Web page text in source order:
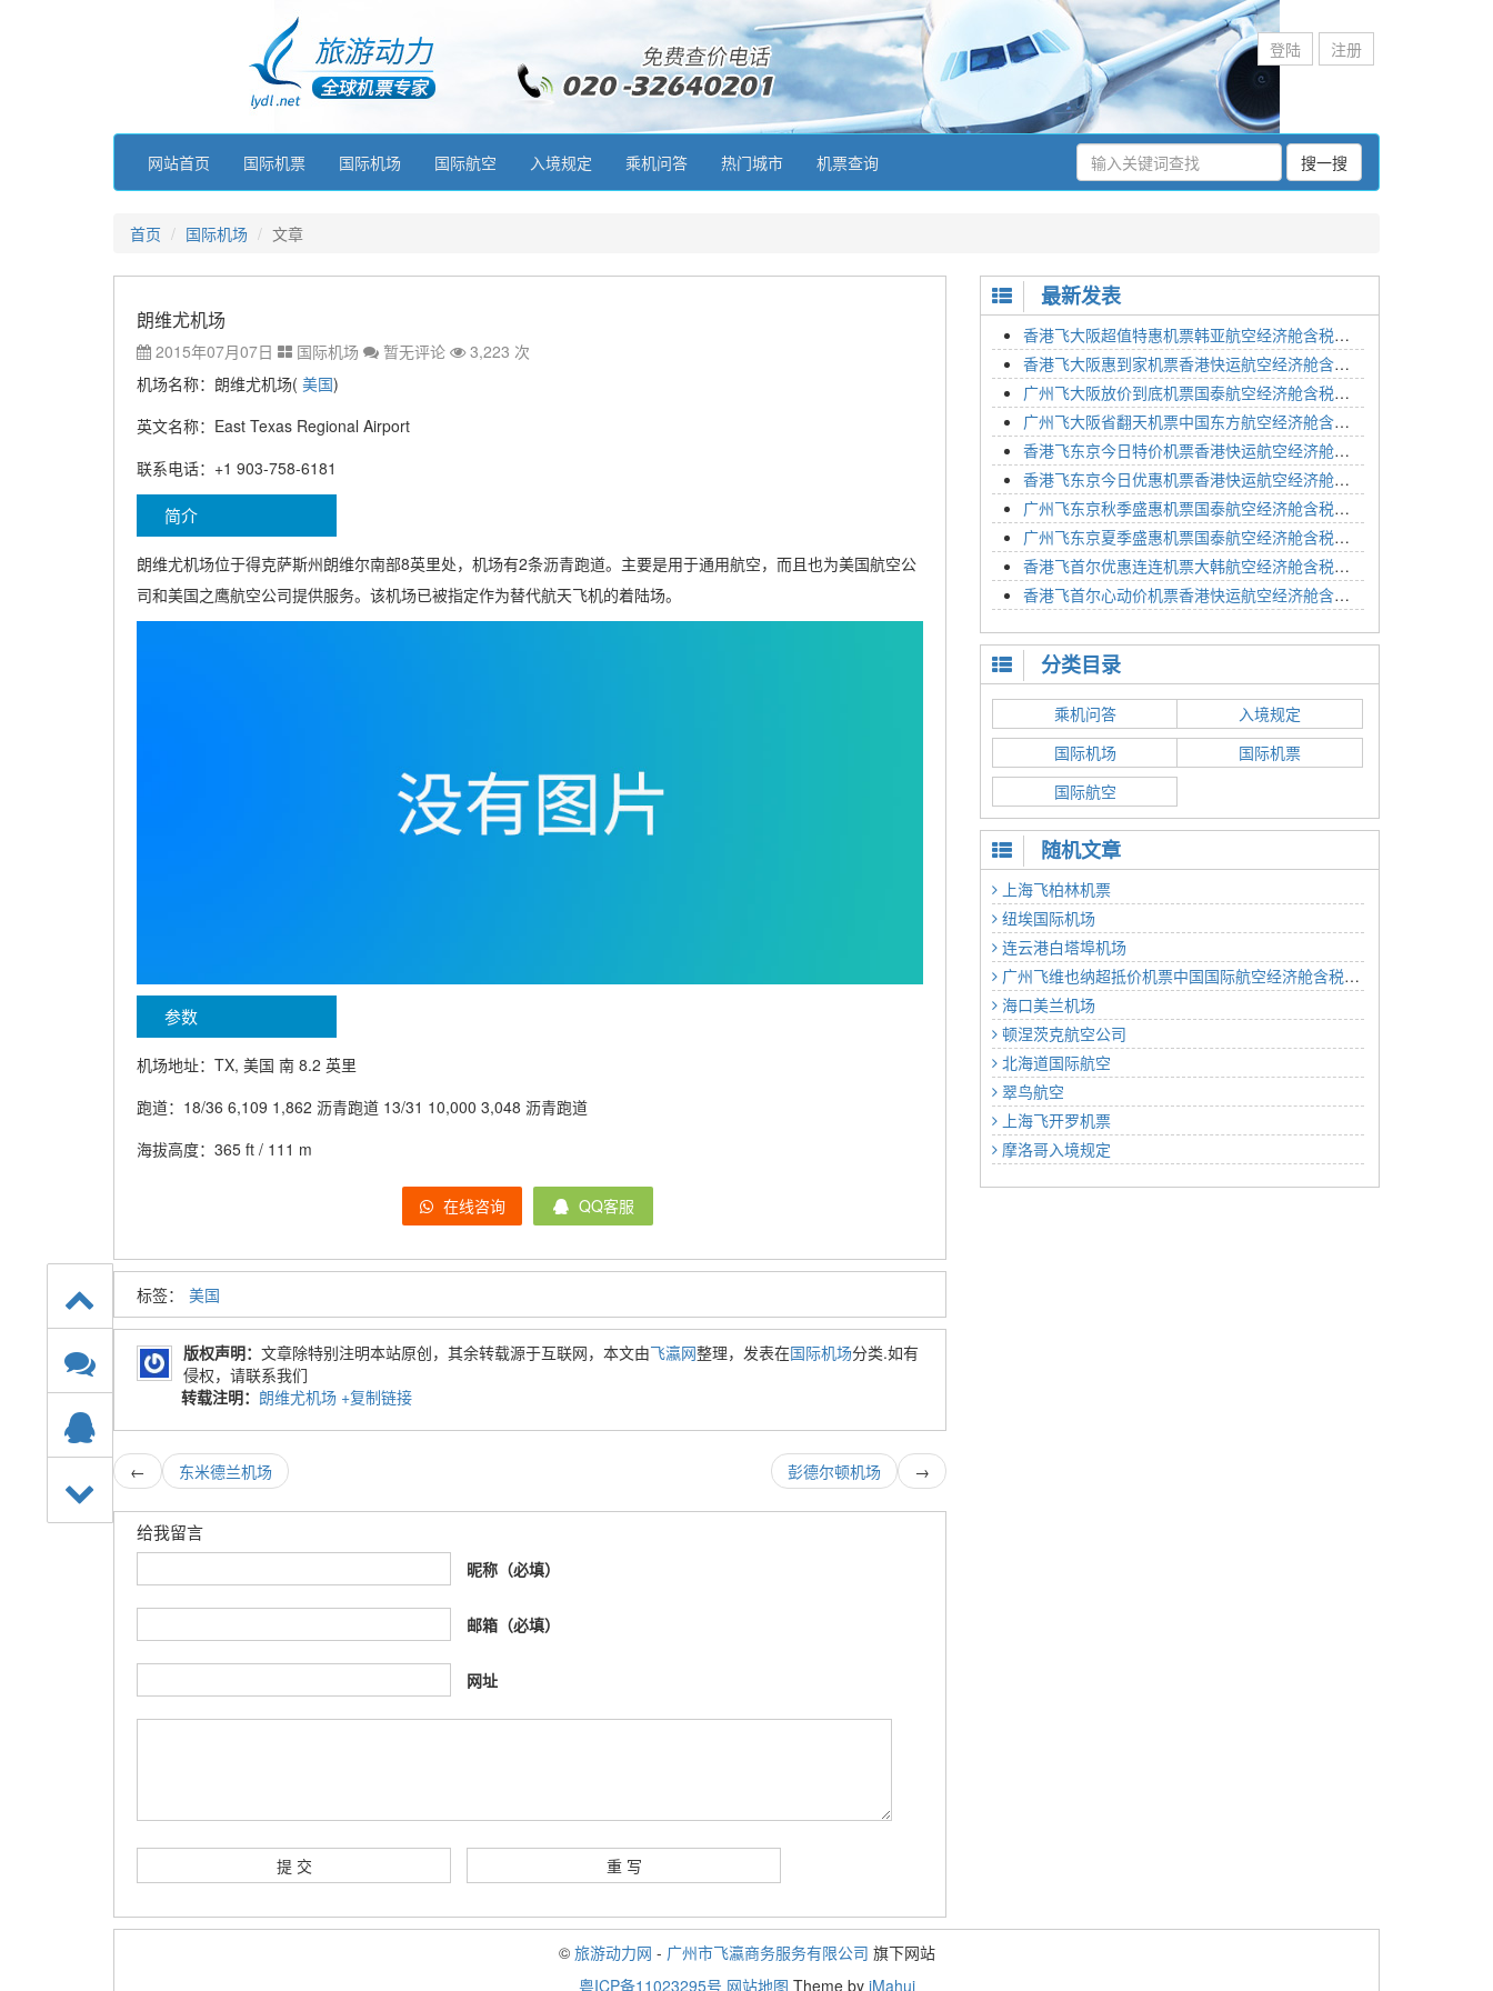
登陆 注册
网站首页 国际机票 国际机场 国际航空 入境规定 乘机问答 热门城市 机票查询 搜一搜
首页 国际机场 文章
朗维尤机场
2015年07月07日 国际机场 暂无评论
3,223 次
机场名称：朗维尤机场( 美国)
英文名称：East Texas Regional Airport
联系电话：+1 903-758-6181
简介
朗维尤机场位于得克萨斯州朗维尔南部8英里处，机场有2条沥青跑道。主要是用于通用航空，而且也为美国航空公
司和美国之鹰航空公司提供服务。该机场已被指定作为替代航天飞机的着陆场。
参数
机场地址：TX, 美国 南 8.2 英里
跑道：18/36 6,109 1,862 沥青跑道 13/31 10,000 3,048 沥青跑道
海拔高度：365 ft / 111 m
在线咨询 QQ客服
标签： 美国
版权声明： 文章除特别注明本站原创，其余转载源于互联网，本文由飞瀛网整理，发表在国际机场分类.如有
侵权，请联系我们
转载注明： 朗维尤机场 +复制链接
← 东米德兰机场 →
彭德尔顿机场
给我留言
昵称（必填）
邮箱（必填）
网址
最新发表
香港飞大阪超值特惠机票韩亚航空经济舱含税价格2295元2023年01月26日
香港飞大阪惠到家机票香港快运航空经济舱含税价格1648元2023年01月26日
广州飞大阪放价到底机票国泰航空经济舱含税价格3054元2023年01月26日
广州飞大阪省翻天机票中国东方航空经济舱含税价格2133元2023年01月26日
香港飞东京今日特价机票香港快运航空经济舱含税价格1762元2023年01月26日
香港飞东京今日优惠机票香港快运航空经济舱含税价格1545元2023年01月26日
广州飞东京秋季盛惠机票国泰航空经济舱含税价格4054元2023年01月26日
广州飞东京夏季盛惠机票国泰航空经济舱含税价格2614元2023年01月26日
香港飞首尔优惠连连机票大韩航空经济舱含税价格1350元2023年01月24日
香港飞首尔心动价机票香港快运航空经济舱含税价格1186元2023年01月24日
分类目录
乘机问答
入境规定
国际机场
国际机票
国际航空
随机文章
上海飞柏林机票
纽埃国际机场
连云港白塔埠机场
广州飞维也纳超抵价机票中国国际航空经济舱含税价格6690元2022年12月15日
海口美兰机场
顿涅茨克航空公司
北海道国际航空
翠鸟航空
上海飞开罗机票
摩洛哥入境规定
© 旅游动力网 - 广州市飞瀛商务服务有限公司 旗下网站
粤ICP备11023295号 网站地图 Theme by iMahui